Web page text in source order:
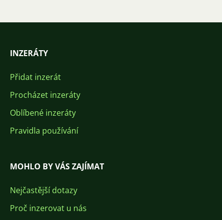
INZERÁTY
Přidat inzerát
Procházet inzeráty
Oblíbené inzeráty
Pravidla používání
MOHLO BY VÁS ZAJÍMAT
Nejčastější dotazy
Proč inzerovat u nás